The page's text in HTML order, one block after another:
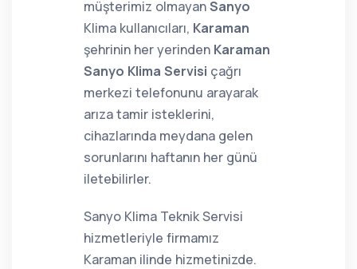
müşterimiz olmayanSanyo
Klima kullanıcıları, Karaman
şehrinin her yerinden Karaman
Sanyo Klima Servisi çağrı
merkezi telefonunu arayarak
arıza tamir isteklerini,
cihazlarında meydana gelen
sorunlarını haftanın her günü
iletebilirler.
Sanyo Klima Teknik Servisi
hizmetleriyle firmamız
Karaman ilinde hizmetinizde.